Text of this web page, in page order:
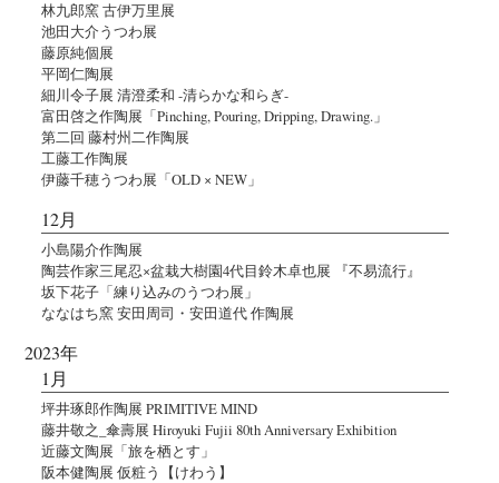
林九郎窯 古伊万里展
池田大介うつわ展
藤原純個展
平岡仁陶展
細川令子展 清澄柔和 -清らかな和らぎ-
富田啓之作陶展「Pinching, Pouring, Dripping, Drawing.」
第二回 藤村州二作陶展
工藤工作陶展
伊藤千穂うつわ展「OLD × NEW」
12月
小島陽介作陶展
陶芸作家三尾忍×盆栽大樹園4代目鈴木卓也展 『不易流行』
坂下花子「練り込みのうつわ展」
ななはち窯 安田周司・安田道代 作陶展
2023年
1月
坪井琢郎作陶展 PRIMITIVE MIND
藤井敬之_傘壽展 Hiroyuki Fujii 80th Anniversary Exhibition
近藤文陶展「旅を栖とす」
阪本健陶展 仮粧う【けわう】